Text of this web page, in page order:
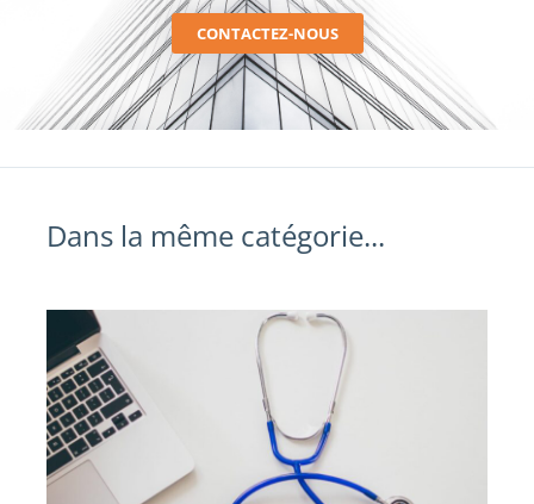
CONTACTEZ-NOUS
Dans la même catégorie...